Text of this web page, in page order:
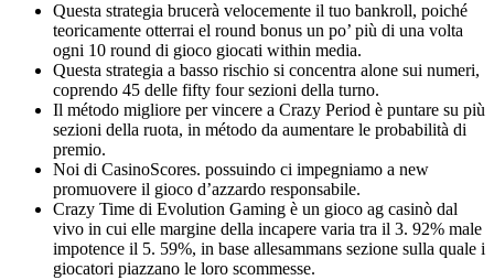
Questa strategia brucerà velocemente il tuo bankroll, poiché
teoricamente otterrai el round bonus un po’ più di una volta
ogni 10 round di gioco giocati within media.
Questa strategia a basso rischio si concentra alone sui numeri,
coprendo 45 delle fifty four sezioni della turno.
Il método migliore per vincere a Crazy Period è puntare su più
sezioni della ruota, in método da aumentare le probabilità di
premio.
Noi di CasinoScores. possuindo ci impegniamo a new
promuovere il gioco d’azzardo responsabile.
Crazy Time di Evolution Gaming è un gioco ag casinò dal
vivo in cui elle margine della incapere varia tra il 3. 92% male
impotence il 5. 59%, in base allesammans sezione sulla quale i
giocatori piazzano le loro scommesse.